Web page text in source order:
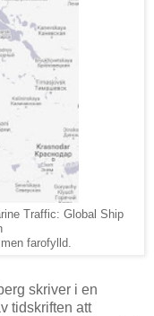
Traffic: Global Ship
farofylld.
skriver i en
tidskriften att